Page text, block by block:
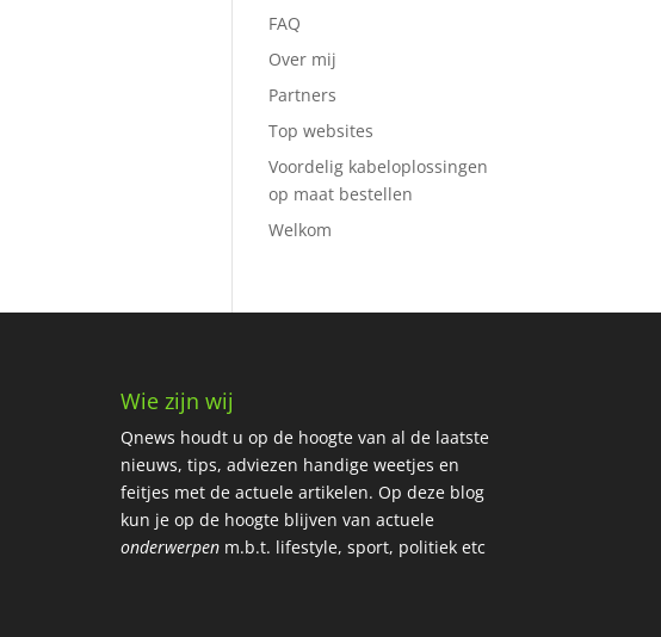
FAQ
Over mij
Partners
Top websites
Voordelig kabeloplossingen
op maat bestellen
Welkom
Wie zijn wij
Qnews houdt u op de hoogte van al de laatste
nieuws, tips, adviezen handige weetjes en
feitjes met de actuele artikelen. Op deze blog
kun je op de hoogte blijven van actuele
onderwerpenm.b.t. lifestyle, sport, politiek etc